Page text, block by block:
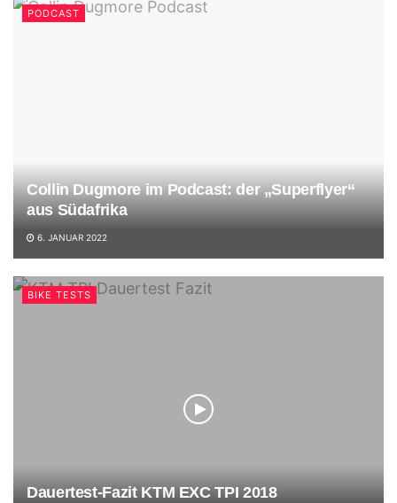
PODCAST
Collin Dugmore im Podcast: der „Superflyer“
aus Südafrika
6. JANUAR 2022
BIKE TESTS
Dauertest-Fazit KTM EXC TPI 2018